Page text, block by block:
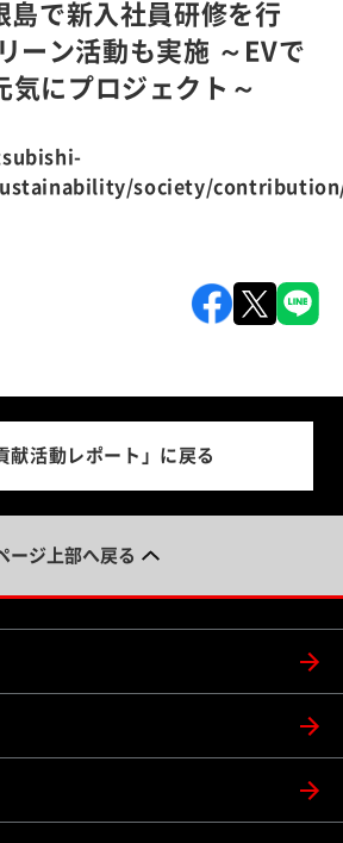
島で新入社員研修を行
ーン活動も実施 ～EVで
気にプロジェクト～
society/
献活動レポート」に戻る
ージ上部へ戻る